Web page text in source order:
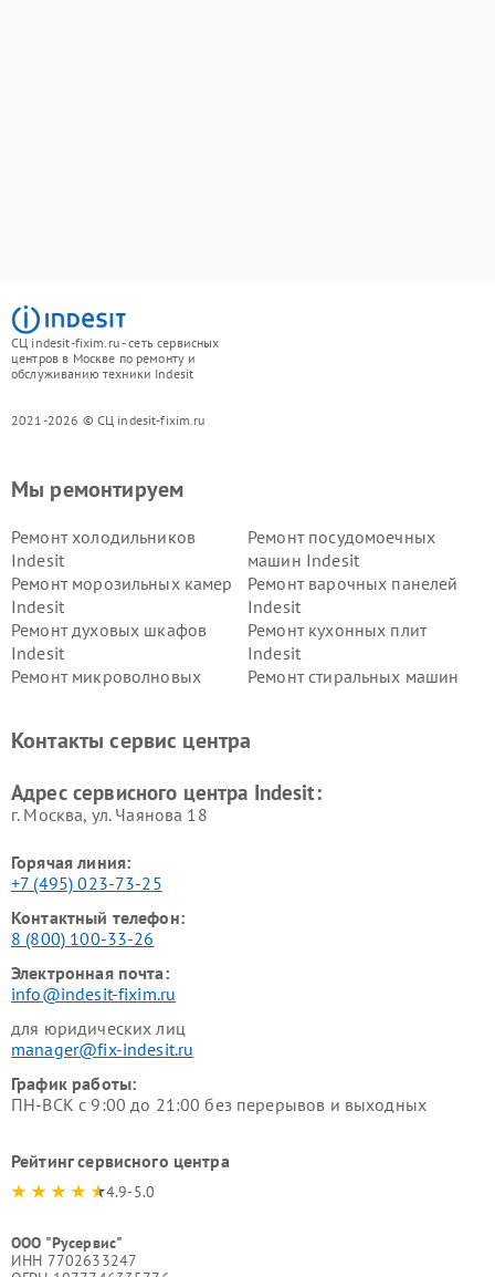
СЦ indesit-fixim.ru - сеть сервисных
центров в Москве по ремонту и
обслуживанию техники Indesit
2021-2026 © СЦ indesit-fixim.ru
Мы ремонтируем
Ремонт холодильников
Indesit
Ремонт посудомоечных
машин Indesit
Ремонт морозильных камер
Indesit
Ремонт варочных панелей
Indesit
Ремонт духовых шкафов
Indesit
Ремонт кухонных плит
Indesit
Ремонт микроволновых
Ремонт стиральных машин
Indesit
Indesit
Контакты сервис центра
Адрес сервисного центра Indesit:
г. Москва, ул. Чаянова 18
Горячая линия:
+7 (495) 023-73-25
Контактный телефон:
8 (800) 100-33-26
Электронная почта:
info@indesit-fixim.ru
для юридических лиц
manager@fix-indesit.ru
График работы:
ПН-ВСК с 9:00 до 21:00 без перерывов и выходных
Рейтинг сервисного центра
4.9-5.0
ООО "Русервис"
ИНН 7702633247